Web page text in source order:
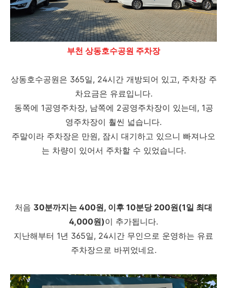
부천 상동호수공원 주차장
상동호수공원은 365일, 24시간 개방되어 있고, 주차장 주
차요금은 유료입니다.
동쪽에 1공영주차장, 남쪽에 2공영주차장이 있는데, 1공
영주차장이 훨씬 넓습니다.
주말이라 주차장은 만원, 잠시 대기하고 있으니 빠져나오
는 차량이 있어서 주차할 수 있었습니다.
처음 30분까지는 400원, 이후 10분당 200원(1일 최대
4,000원)이 추가됩니다.
지난해부터 1년 365일, 24시간 무인으로 운영하는 유료
주차장으로 바뀌었네요.